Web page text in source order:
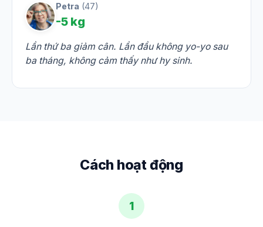
Petra (47)
-5 kg
Lần thứ ba giảm cân. Lần đầu không yo-yo sau
ba tháng, không cảm thấy như hy sinh.
Cách hoạt động
1